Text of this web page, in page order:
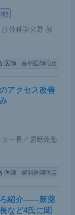
やや高いが、
他
外科学分野 教
医師・歯科医師限定
アクセス改善
ー長／慶應義塾
医師・歯科医師限定
ろ紹介――新薬
など4氏に聞